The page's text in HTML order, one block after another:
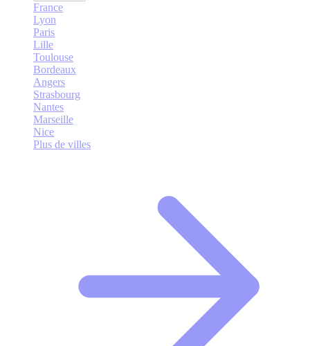
France
Lyon
Paris
Lille
Toulouse
Bordeaux
Angers
Strasbourg
Nantes
Marseille
Nice
Plus de villes